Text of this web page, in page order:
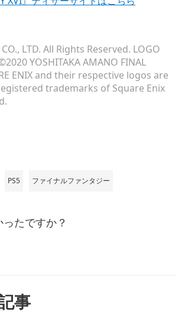
LTD. All Rights Reserved. LOGO
YOSHITAKA AMANO FINAL
ENIX and their respective logos are
trademarks of Square Enix
PS5 ファイナルファンタジー
たですか？
事